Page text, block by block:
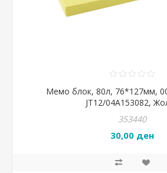
Мемо блок, 80л, 76*127мм,
JT12/04A153082,
353440
30,00 ден